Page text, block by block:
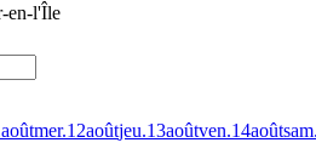
en-l'Île
aoûtmer.12aoûtjeu.13aoûtven.14août